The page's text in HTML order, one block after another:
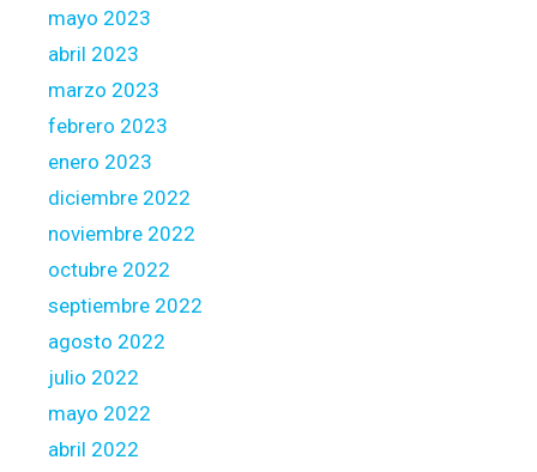
mayo 2023
abril 2023
marzo 2023
febrero 2023
enero 2023
diciembre 2022
noviembre 2022
octubre 2022
septiembre 2022
agosto 2022
julio 2022
mayo 2022
abril 2022